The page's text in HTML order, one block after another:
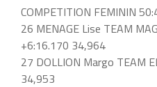
COMPETITION FEMININ
26 MENAGE Lise TEAM
+6:16.170 34,964
27 DOLLION Margo TEAM
34,953